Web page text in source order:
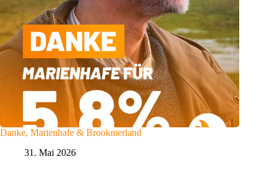
Danke, Marienhafe & Brookmerland
31. Mai 2026